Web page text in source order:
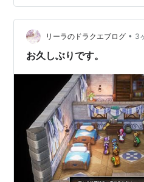
マルトリア王子が呪われるイ
イベントが導入されたのは
ールの宿屋に初めて泊まった
ハーゴンの呪いにかけられて
リーラのドラクエブログ • 3
お久しぶりです。